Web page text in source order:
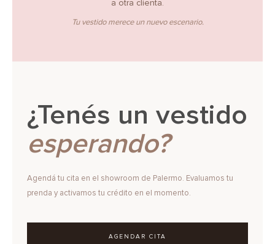
a otra clienta.
Tu vestido merece un nuevo escenario.
¿Tenés un vestido
esperando?
Agendá tu cita en el showroom de Palermo. Evaluamos tu
prenda y activamos tu crédito en el momento.
AGENDAR CITA